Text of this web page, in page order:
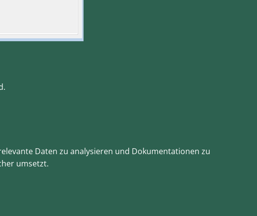
Daten zu analysieren und Dokumentationen zu
umsetzt.